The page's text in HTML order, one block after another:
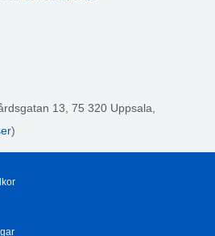
13, 75 320 Uppsala,
)